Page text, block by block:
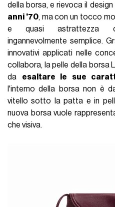
della borsa, e rievoca il design
anni '70, ma con un tocco
e quasi astrattezza
ingannevolmente semplice.
innovativi applicati nelle
collabora, la pelle della borsa
da esaltare le sue
l'interno della borsa non è
vitello sotto la patta e in
nuova borsa vuole
che visiva.